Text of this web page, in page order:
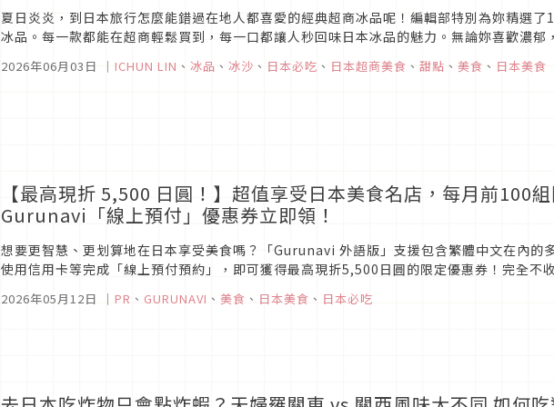
夏日炎炎，到日本旅行怎麼能錯過在地人都喜愛的經典超商冰品呢！編輯部特別為妳精選
冰品。每一款都能在超商輕鬆買到，每一口都讓人秒回味日本冰品的魅力。無論妳喜歡濃郁
清單都能滿足你的需求，出發前先筆記起來！
2026年06月03日 ｜ ICHUN LIN 、 冰品 、 冰沙 、 日本必吃 、 日本超商美食 、 甜點 、 美食 、 日本美食
【最高現折 5,500 日圓！】超值享受日本美食名店，每月前100組
Gurunavi「線上預付」優惠券立即領！
想要更智慧、更划算地在日本享受美食嗎？「Gurunavi 外語版」支援包含繁體中文在內的
使用信用卡等完成「線上預付預約」，即可獲得最高現折5,500日圓的限定優惠券！完全不
2026年05月12日 ｜ PR 、 GURUNAVI 、 美食 、 日本美食 、 日本必吃